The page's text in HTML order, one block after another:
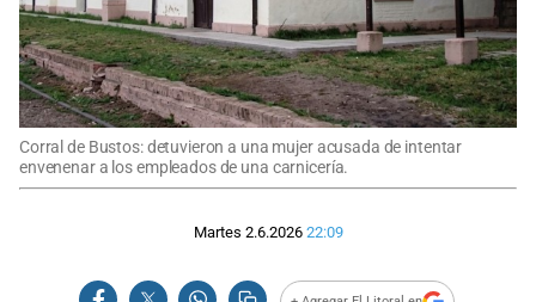
Corral de Bustos: detuvieron a una mujer acusada de intentar
envenenar a los empleados de una carnicería.
Martes 2.6.2026 22:09